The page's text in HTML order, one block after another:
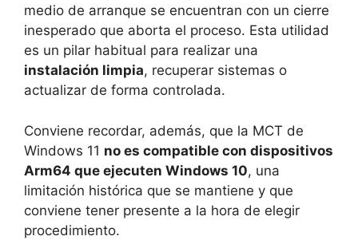
medio de arranque se encuentran con un cierre
inesperado que aborta el proceso. Esta utilidad
es un pilar habitual para realizar una
instalación limpia, recuperar sistemas o
actualizar de forma controlada.
Conviene recordar, además, que la MCT de
Windows 11 no es compatible con dispositivos
Arm64 que ejecuten Windows 10, una
limitación histórica que se mantiene y que
conviene tener presente a la hora de elegir
procedimiento.